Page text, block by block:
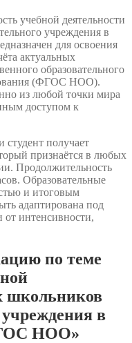
учебной деятельности
учреждения в
для освоения
актуальных
образовательного
(ФГОС НОО).
из любой точки мира
доступом к
получает
признаётся в любых
Продолжительность
Образовательные
и итоговым
адаптирована под
от интенсивности,
по теме
школьников
учреждения в
НОО»